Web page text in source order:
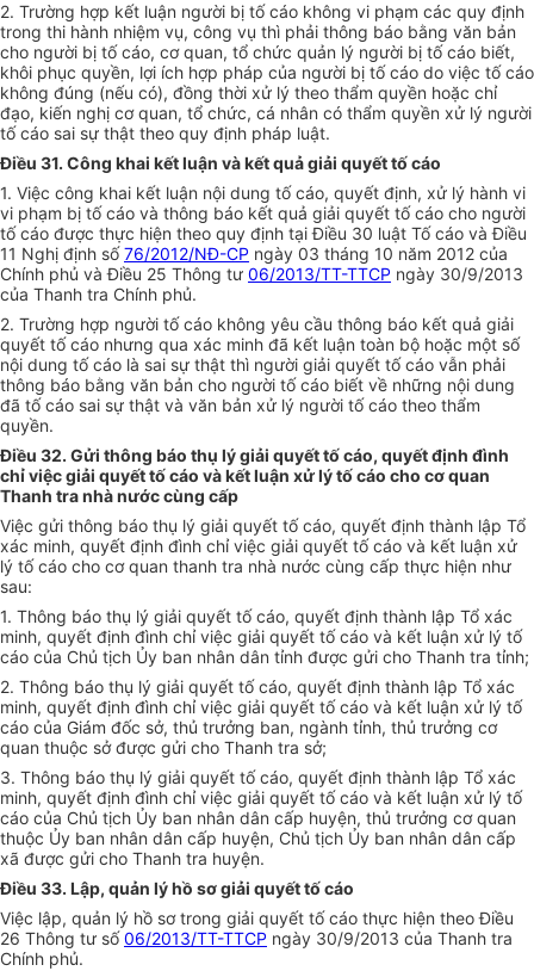
2. Trường hợp kết luận người bị tố cáo không vi phạm các quy định
trong thi hành nhiệm vụ, công vụ thì phải thông báo bằng văn bản
cho người bị tố cáo, cơ quan, tổ chức quản lý người bị tố cáo biết,
khôi phục quyền, lợi ích hợp pháp của người bị tố cáo do việc tố cáo
không đúng (nếu có), đồng thời xử lý theo thẩm quyền hoặc chỉ
đạo, kiến nghị cơ quan, tổ chức, cá nhân có thẩm quyền xử lý người
tố cáo sai sự thật theo quy định pháp luật.
Điều 31. Công khai kết luận và kết quả giải quyết tố cáo
1. Việc công khai kết luận nội dung tố cáo, quyết định, xử lý hành vi
vi phạm bị tố cáo và thông báo kết quả giải quyết tố cáo cho người
tố cáo được thực hiện theo quy định tại Điều 30 luật Tố cáo và Điều
11 Nghị định số76/2012/NĐ-CP ngày 03 tháng 10 năm 2012 của
Chính phủ và Điều 25 Thông tư 06/2013/TT-TTCP ngày 30/9/2013
của Thanh tra Chính phủ.
2. Trường hợp người tố cáo không yêu cầu thông báo kết quả giải
quyết tố cáo nhưng qua xác minh đã kết luận toàn bộ hoặc một số
nội dung tố cáo là sai sự thật thì người giải quyết tố cáo vẫn phải
thông báo bằng văn bản cho người tố cáo biết về những nội dung
đã tố cáo sai sự thật và văn bản xử lý người tố cáo theo thẩm
quyền.
Điều 32. Gửi thông báo thụ lý giải quyết tố cáo, quyết định đình
chỉ việc giải quyết tố cáo và kết luận xử lý tố cáo cho cơ quan
Thanh tra nhà nước cùng cấp
Việc gửi thông báo thụ lý giải quyết tố cáo, quyết định thành lập Tổ
xác minh, quyết định đình chỉ việc giải quyết tố cáo và kết luận xử
lý tố cáo cho cơ quan thanh tra nhà nước cùng cấp thực hiện như
sau:
1. Thông báo thụ lý giải quyết tố cáo, quyết định thành lập Tổ xác
minh, quyết định đình chỉ việc giải quyết tố cáo và kết luận xử lý tố
cáo của Chủ tịch Ủy ban nhân dân tỉnh được gửi cho Thanh tra tỉnh;
2. Thông báo thụ lý giải quyết tố cáo, quyết định thành lập Tổ xác
minh, quyết định đình chỉ việc giải quyết tố cáo và kết luận xử lý tố
cáo của Giám đốc sở, thủ trưởng ban, ngành tỉnh, thủ trưởng cơ
quan thuộc sở được gửi cho Thanh tra sở;
3. Thông báo thụ lý giải quyết tố cáo, quyết định thành lập Tổ xác
minh, quyết định đình chỉ việc giải quyết tố cáo và kết luận xử lý tố
cáo của Chủ tịch Ủy ban nhân dân cấp huyện, thủ trưởng cơ quan
thuộc Ủy ban nhân dân cấp huyện, Chủ tịch Ủy ban nhân dân cấp
xã được gửi cho Thanh tra huyện.
Điều 33. Lập, quản lý hồ sơ giải quyết tố cáo
Việc lập, quản lý hồ sơ trong giải quyết tố cáo thực hiện theo Điều
26 Thông tư số06/2013/TT-TTCP ngày 30/9/2013 của Thanh tra
Chính phủ.